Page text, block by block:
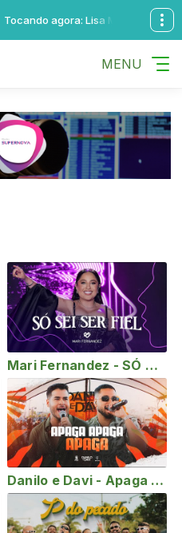
Tocando agora: Lisa Milton - Ai No
MENU
Mari Fernandez - SÓ SEI SER FIEL (DVD Ao Vivo no Rio de Janeiro)
Danilo e Davi - Apaga Apaga Apaga (Toma Essa Verdade)